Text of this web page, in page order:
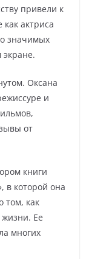
привели к
актриса
значимых
Оксана
и
от
книги
в которой она
том, как
жизни. Ее
многих